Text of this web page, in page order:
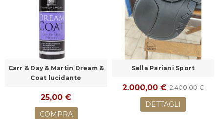
Carr & Day & Martin Dream &
Coat lucidante
25,00 €
COMPRA
Sella Pariani Sport
2.000,00 € 2.400,00 €
DETTAGLI